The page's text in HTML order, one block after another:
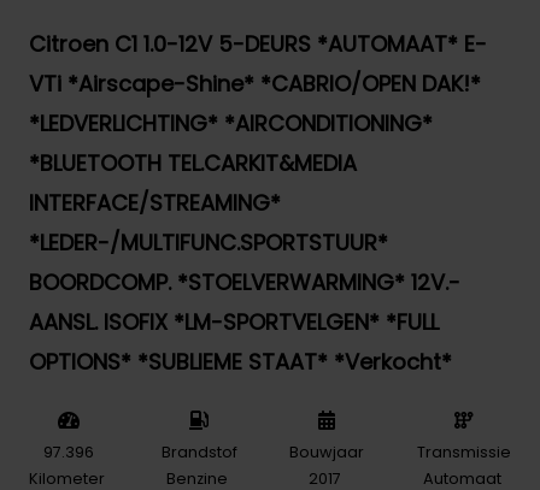
Citroen C1 1.0-12V 5-DEURS *AUTOMAAT* E-
VTi *Airscape-Shine* *CABRIO/OPEN DAK!*
*LEDVERLICHTING* *AIRCONDITIONING*
*BLUETOOTH TEL.CARKIT&MEDIA
INTERFACE/STREAMING*
*LEDER-/MULTIFUNC.SPORTSTUUR*
BOORDCOMP. *STOELVERWARMING* 12V.-
AANSL. ISOFIX *LM-SPORTVELGEN* *FULL
OPTIONS* *SUBLIEME STAAT* *Verkocht*
97.396
Kilometer
Brandstof
Benzine
Bouwjaar
2017
Transmissie
Automaat